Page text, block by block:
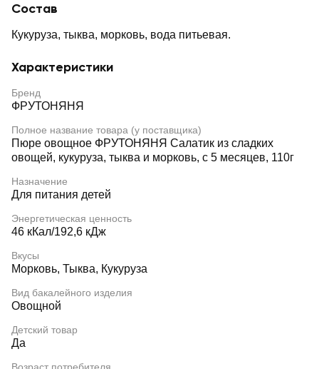
Состав
Кукуруза, тыква, морковь, вода питьевая.
Характеристики
Бренд
ФРУТОНЯНЯ
Полное название товара (у поставщика)
Пюре овощное ФРУТОНЯНЯ Салатик из сладких
овощей, кукуруза, тыква и морковь, с 5 месяцев, 110г
Назначение
Для питания детей
Энергетическая ценность
46 кКал/192,6 кДж
Вкусы
Морковь, Тыква, Кукуруза
Вид бакалейного изделия
Овощной
Детский товар
Да